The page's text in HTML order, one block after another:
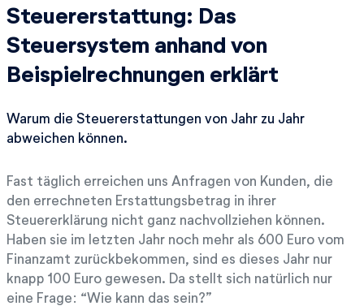
Steuer-Lexikon
Steuererstattung: Das
Steuersystem anhand von
Beispielrechnungen erklärt
Warum die Steuererstattungen von Jahr zu Jahr
abweichen können.
Fast täglich erreichen uns Anfragen von Kunden, die
den errechneten Erstattungsbetrag in ihrer
Steuererklärung nicht ganz nachvollziehen können.
Haben sie im letzten Jahr noch mehr als 600 Euro vom
Finanzamt zurückbekommen, sind es dieses Jahr nur
knapp 100 Euro gewesen. Da stellt sich natürlich nur
eine Frage: “Wie kann das sein?”